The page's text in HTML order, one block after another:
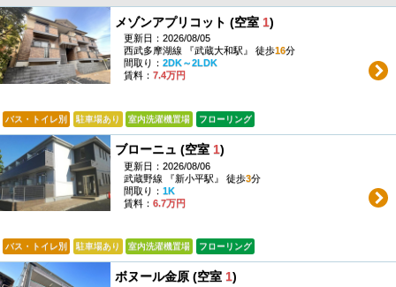
メゾンアプリコット (空室 1)
更新日：2026/08/05
西武多摩湖線 『武蔵大和駅』 徒歩16分
間取り： 2DK～2LDK
賃料： 7.4万円
バス・トイレ別 駐車場あり 室内洗濯機置場 フローリング
ブローニュ (空室 1)
更新日：2026/08/06
武蔵野線 『新小平駅』 徒歩3分
間取り： 1K
賃料： 6.7万円
バス・トイレ別 駐車場あり 室内洗濯機置場 フローリング
ボヌール金原 (空室 1)